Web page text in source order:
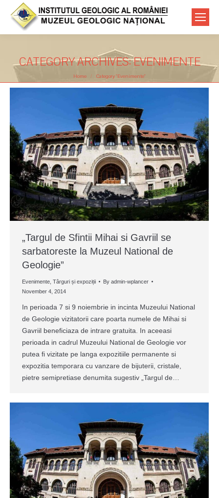
CATEGORY ARCHIVES:EVENIMENTE
You are here:
Home Category "Evenimente"
„Targul de Sfintii Mihai si Gavriil se
sarbatoreste la Muzeul National de
Geologie”
Evenimente Târguri și expoziții By admin-wplancer
November 4, 2014
In perioada 7 si 9 noiembrie in incinta Muzeului National
de Geologie vizitatorii care poarta numele de Mihai si
Gavriil beneficiaza de intrare gratuita. In aceeasi
perioada in cadrul Muzeului National de Geologie vor
putea fi vizitate pe langa expozitiile permanente si
expozitia temporara cu vanzare de bijuterii, cristale,
pietre semipretiase denumita sugestiv „Targul de…